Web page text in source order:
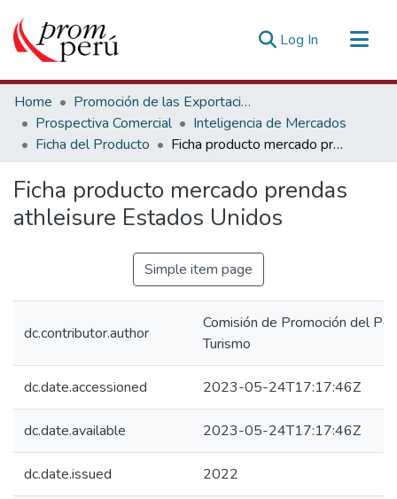
Log In (current)
Communities & Collections
All of DSpace
Statistics
Home
Promoción de las Exportaciones
Prospectiva Comercial
Inteligencia de Mercados
Ficha del Producto
Ficha producto mercado prendas athleisure Estados Unidos
Ficha producto mercado prendas
athleisure Estados Unidos
Simple item page
dc.contributor.author
Comisión de Promoción del
Turismo
dc.date.accessioned 2023-05-24T17:17:46Z
dc.date.available 2023-05-24T17:17:46Z
dc.date.issued 2022